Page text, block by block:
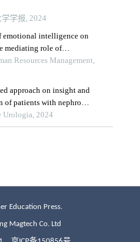
Education Press.
Magtech Co. Ltd